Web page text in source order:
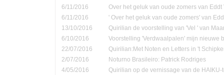
6/11/2016
Over het geluk van oude zomers van Eddt
6/11/2016
' Over het geluk van oude zomers' van
13/10/2016
Quirilian de voorstelling van 'Vel ' van
6/10/2016
Voorstelling 'Verdwaalpalen' mijn nieuwe
22/07/2016
Quirilian:Met Noten en Letters in 't
2/07/2016
Noturno Brasileiro: Patrick Rodriges
4/05/2016
Quirilian op de vernissage van de